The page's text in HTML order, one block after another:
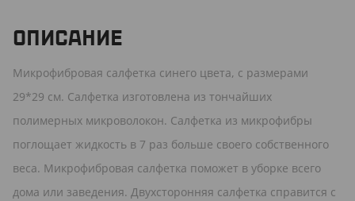
ОПИСАНИЕ
Микрофибровая салфетка синего цвета, с размерами
29*29 см. Салфетка изготовлена из тончайших
полимерных микроволокон. Салфетка из микрофибры
поглощает жидкость в 7 раз больше своего собственного
веса. Микрофибровая салфетка поможет в уборке всего
дома или заведения. Двухсторонняя салфетка справится с